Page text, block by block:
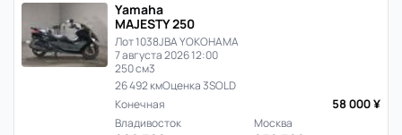
Yamaha
MAJESTY 250
Лот 1038JBA YOKOHAMA
7 августа 2026 12:00
250 см3
26 492 кмОценка 3SOLD
Конечная
58 000 ¥
Владивосток Москва